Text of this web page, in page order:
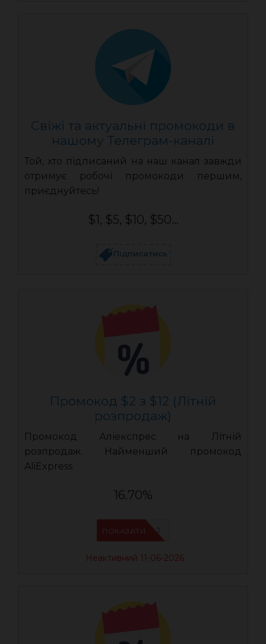
Свіжі та актуальні промокоди в
нашому Телеграм-каналі
Той, хто підписаний на наш канал завжди
отримує робочі промокоди першим,
приєднуйтесь!
$1, $5, $10, $50...
Підписатись
Промокод $2 з $12 (Літній
розпродаж)
Промокод Аліекспрес на Літній
розпродаж. Найменший промокод
AliExpress
16.70%
AEUA2
ПОКАЗАТИ
Неактивний 11-06-2026